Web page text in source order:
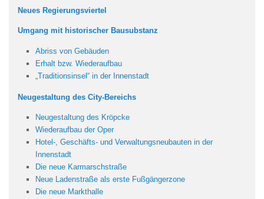
Neues Regierungsviertel
Umgang mit historischer Bausubstanz
Abriss von Gebäuden
Erhalt bzw. Wiederaufbau
„Traditionsinsel“ in der Innenstadt
Neugestaltung des City-Bereichs
Neugestaltung des Kröpcke
Wiederaufbau der Oper
Hotel-, Geschäfts- und Verwaltungsneubauten in der
Innenstadt
Die neue Karmarschstraße
Neue Ladenstraße als erste Fußgängerzone
Die neue Markthalle